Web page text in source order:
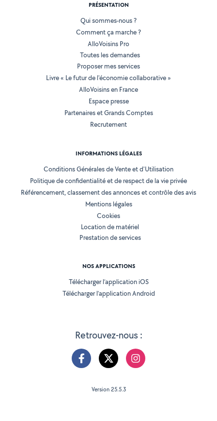
Retrouvez-nous :
PRÉSENTATION
Qui sommes-nous ?
Comment ça marche ?
AlloVoisins Pro
Toutes les demandes
Proposer mes services
Livre « Le futur de l'économie collaborative »
AlloVoisins en France
Espace presse
Partenaires et Grands Comptes
Recrutement
INFORMATIONS LÉGALES
Conditions Générales de Vente et d'Utilisation
Politique de confidentialité et de respect de la vie privée
Référencement, classement des annonces et contrôle des avis
Mentions légales
Cookies
Location de matériel
Prestation de services
NOS APPLICATIONS
Télécharger l’application iOS
Télécharger l’application Android
Version 25.5.3